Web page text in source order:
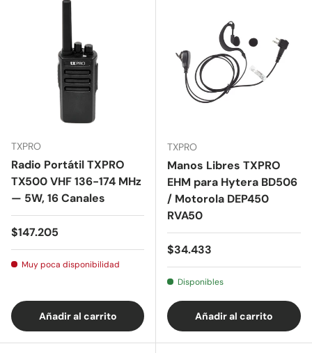
TXPRO
Radio Portátil TXPRO
TX500 VHF 136-174 MHz
— 5W, 16 Canales
Precio normal
$147.205
Muy poca disponibilidad
Añadir al carrito
TXPRO
Manos Libres TXPRO
EHM para Hytera BD506
/ Motorola DEP450
RVA50
Precio normal
$34.433
Disponibles
Añadir al carrito